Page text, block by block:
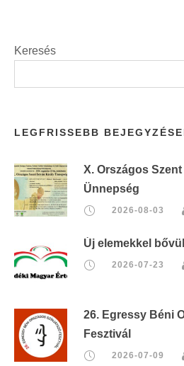
Keresés
LEGFRISSEBB
X. Országos
Ünnepség
2026-08-03
Új elemekkel
2026-07-23
26. Egressy Béni
Fesztivál
2026-07-09